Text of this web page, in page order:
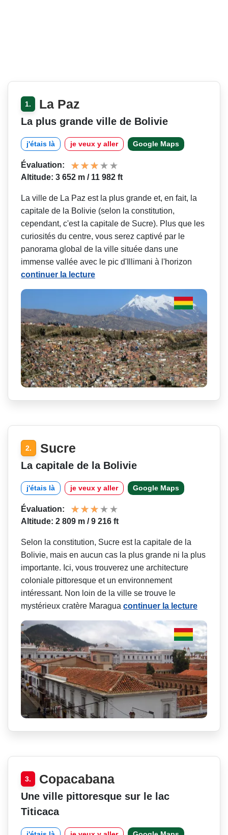
1. La Paz
La plus grande ville de Bolivie
j'étais là je veux y aller Google Maps
Évaluation:
Altitude: 3 652 m / 11 982 ft
La ville de La Paz est la plus grande et, en fait, la
capitale de la Bolivie (selon la constitution,
cependant, c'est la capitale de Sucre). Plus que les
curiosités du centre, vous serez captivé par le
panorama global de la ville située dans une
immense vallée avec le pic d'Illimani à l'horizon
continuer la lecture
2. Sucre
La capitale de la Bolivie
j'étais là je veux y aller Google Maps
Évaluation:
Altitude: 2 809 m / 9 216 ft
Selon la constitution, Sucre est la capitale de la
Bolivie, mais en aucun cas la plus grande ni la plus
importante. Ici, vous trouverez une architecture
coloniale pittoresque et un environnement
intéressant. Non loin de la ville se trouve le
mystérieux cratère Maragua continuer la lecture
3. Copacabana
Une ville pittoresque sur le lac
Titicaca